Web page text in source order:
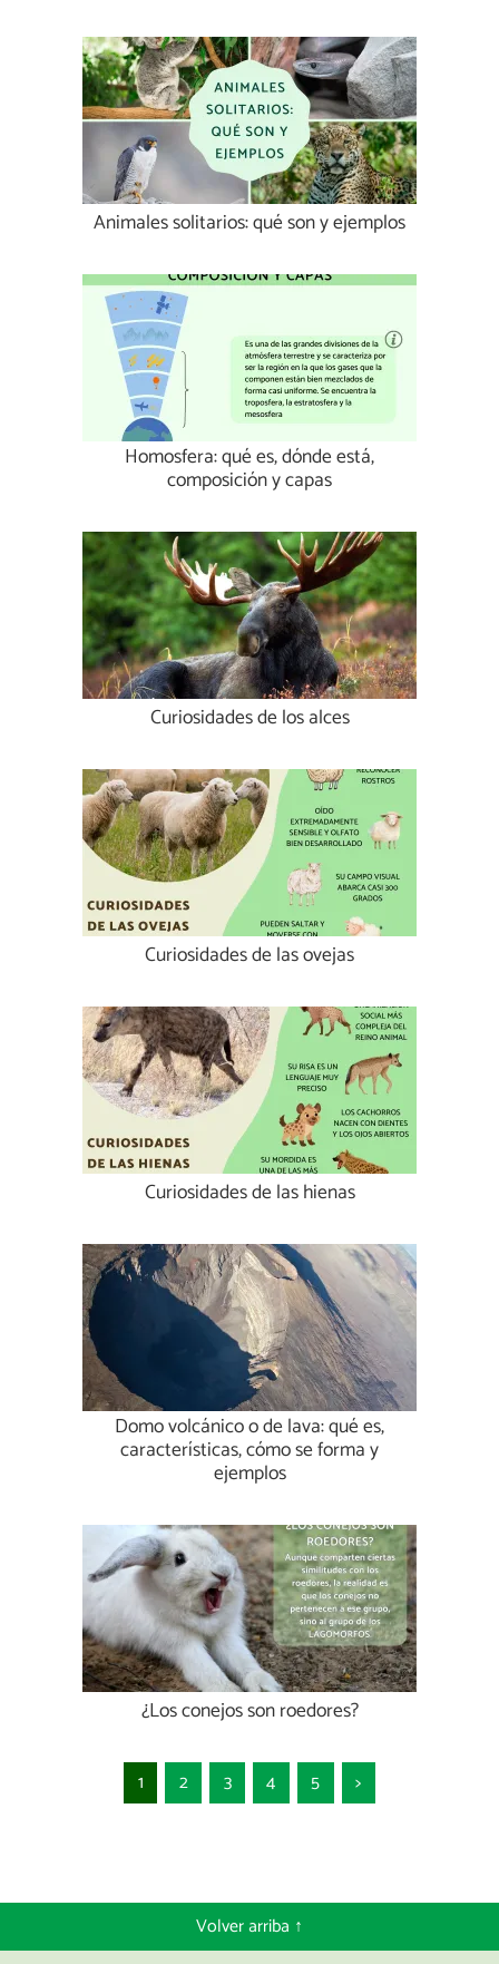
Animales solitarios: qué son y ejemplos
Homosfera: qué es, dónde está,
composición y capas
Curiosidades de los alces
Curiosidades de las ovejas
Curiosidades de las hienas
Domo volcánico o de lava: qué es,
características, cómo se forma y
ejemplos
¿Los conejos son roedores?
1 2 3 4 5 >
Volver arriba ↑